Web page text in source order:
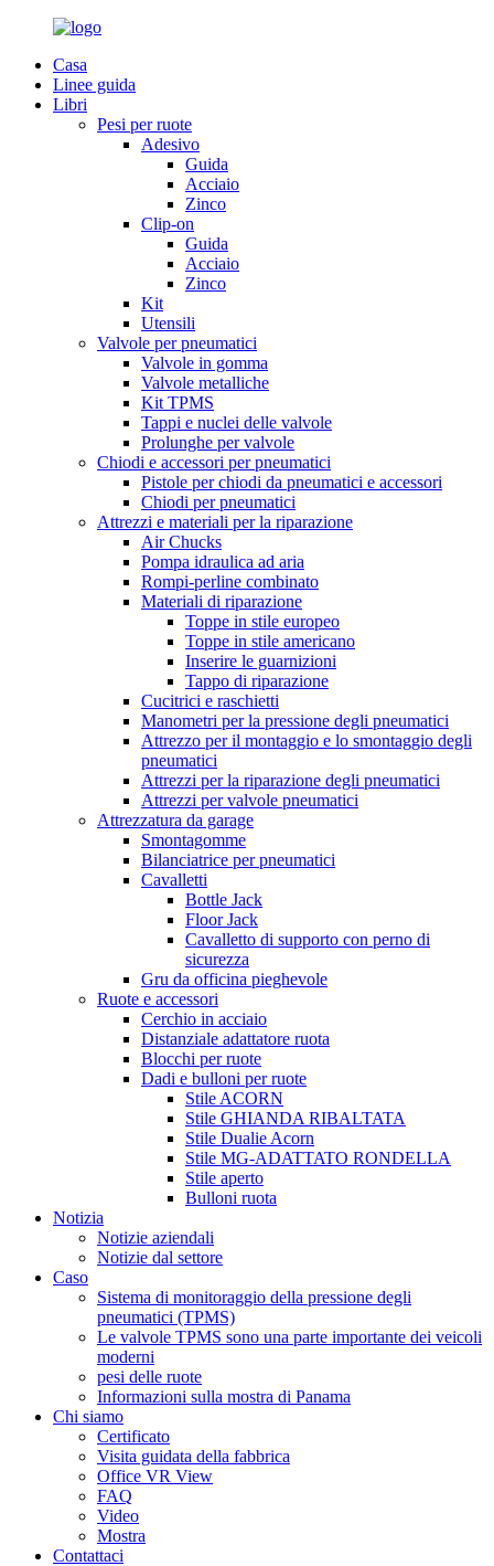
Casa
Linee guida
Libri
Pesi per ruote
Adesivo
Guida
Acciaio
Zinco
Clip-on
Guida
Acciaio
Zinco
Kit
Utensili
Valvole per pneumatici
Valvole in gomma
Valvole metalliche
Kit TPMS
Tappi e nuclei delle valvole
Prolunghe per valvole
Chiodi e accessori per pneumatici
Pistole per chiodi da pneumatici e accessori
Chiodi per pneumatici
Attrezzi e materiali per la riparazione
Air Chucks
Pompa idraulica ad aria
Rompi-perline combinato
Materiali di riparazione
Toppe in stile europeo
Toppe in stile americano
Inserire le guarnizioni
Tappo di riparazione
Cucitrici e raschietti
Manometri per la pressione degli pneumatici
Attrezzo per il montaggio e lo smontaggio degli
pneumatici
Attrezzi per la riparazione degli pneumatici
Attrezzi per valvole pneumatici
Attrezzatura da garage
Smontagomme
Bilanciatrice per pneumatici
Cavalletti
Bottle Jack
Floor Jack
Cavalletto di supporto con perno di
sicurezza
Gru da officina pieghevole
Ruote e accessori
Cerchio in acciaio
Distanziale adattatore ruota
Blocchi per ruote
Dadi e bulloni per ruote
Stile ACORN
Stile GHIANDA RIBALTATA
Stile Dualie Acorn
Stile MG-ADATTATO RONDELLA
Stile aperto
Bulloni ruota
Notizia
Notizie aziendali
Notizie dal settore
Caso
Sistema di monitoraggio della pressione degli
pneumatici (TPMS)
Le valvole TPMS sono una parte importante dei veicoli
moderni
pesi delle ruote
Informazioni sulla mostra di Panama
Chi siamo
Certificato
Visita guidata della fabbrica
Office VR View
FAQ
Video
Mostra
Contattaci